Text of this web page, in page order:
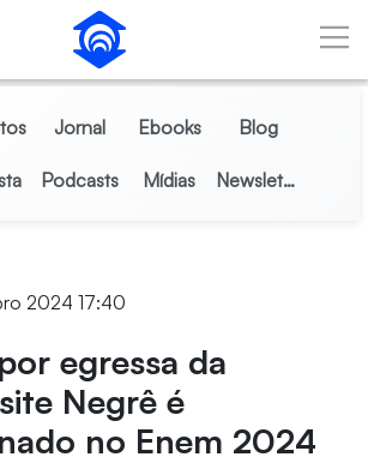
principal
Jornal Ebooks Blog
Podcasts Mídias Newsletter
2024 17:40
egressa da
Negrê é
no Enem 2024